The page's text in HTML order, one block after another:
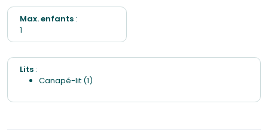
Max. enfants :
1
Lits :
Canapé-lit (1)